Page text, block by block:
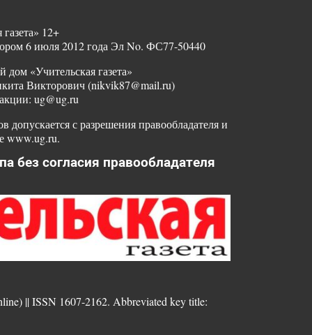
12+
6 июля 2012 года Эл No. ФС77-50440
«Учительская газета»
Викторович (nikvik87@mail.ru)
ug@ug.ru
допускается с разрешения правообладателя и
www.ug.ru.
без согласия правообладателя
|| ISSN 1607-2162. Abbreviated key title: